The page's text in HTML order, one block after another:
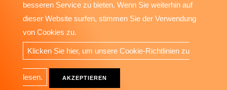
Reserved. Designed byATTEIPO.
besseren Service zu bieten. Wenn Sie weiterhin auf
dieser Website surfen, stimmen Sie der Verwendung
von Cookies zu.
Klicken Sie hier, um unsere Cookie-Richtlinien zu
lesen. AKZEPTIEREN